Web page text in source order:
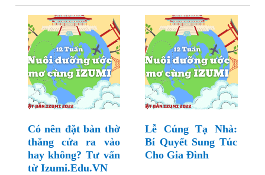
Có nên đặt bàn thờ
thẳng cửa ra vào
hay không? Tư vấn
từ Izumi.Edu.VN
Lễ Cúng Tạ Nhà:
Bí Quyết Sung Túc
Cho Gia Đình